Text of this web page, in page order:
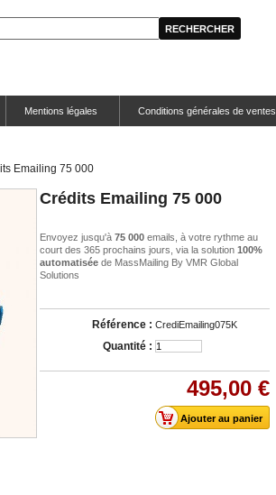
Mentions légales Conditions générales de ventes
Emailing 75 000
Crédits Emailing 75 000
Envoyez jusqu'à 75 000 emails, à votre rythme au
court des 365 prochains jours, via la solution 100%
automatisée de MassMailing By VMR Global
Solutions
Référence : CrediEmailing075K
Quantité :
495,00 €